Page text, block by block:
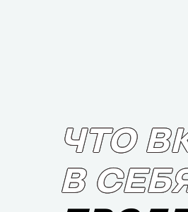
ЧТО
В